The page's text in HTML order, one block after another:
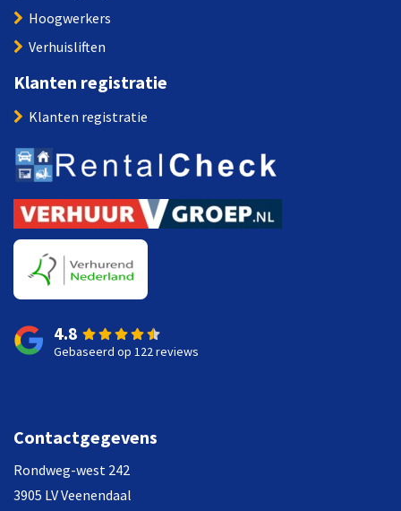
Hoogwerkers
Verhuisliften
Klanten registratie
Klanten registratie
4.8
Gebaseerd op 122 reviews
Contactgegevens
Rondweg-west 242
3905 LV Veenendaal